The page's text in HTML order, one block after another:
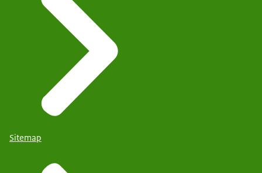
Sitemap